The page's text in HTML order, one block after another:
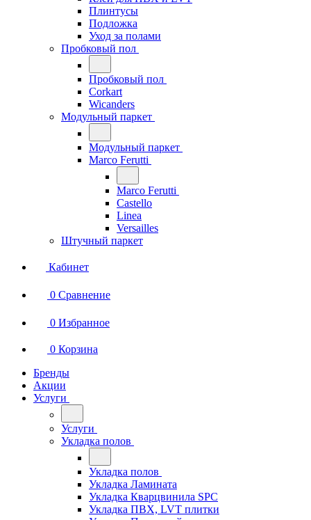
Плинтусы
Подложка
Уход за полами
Пробковый пол
Пробковый пол
Corkart
Wicanders
Модульный паркет
Модульный паркет
Marco Ferutti
Marco Ferutti
Castello
Linea
Versailles
Штучный паркет
Кабинет
0 Сравнение
0 Избранное
0 Корзина
Бренды
Акции
Услуги
Услуги
Укладка полов
Укладка полов
Укладка Ламината
Укладка Кварцвинила SPC
Укладка ПВХ, LVT плитки